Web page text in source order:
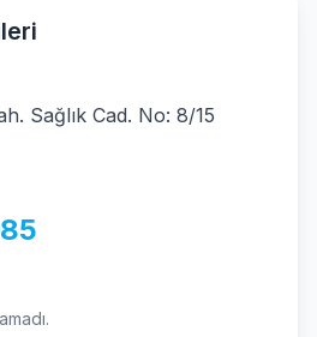
Sağlık Cad. No: 8/15